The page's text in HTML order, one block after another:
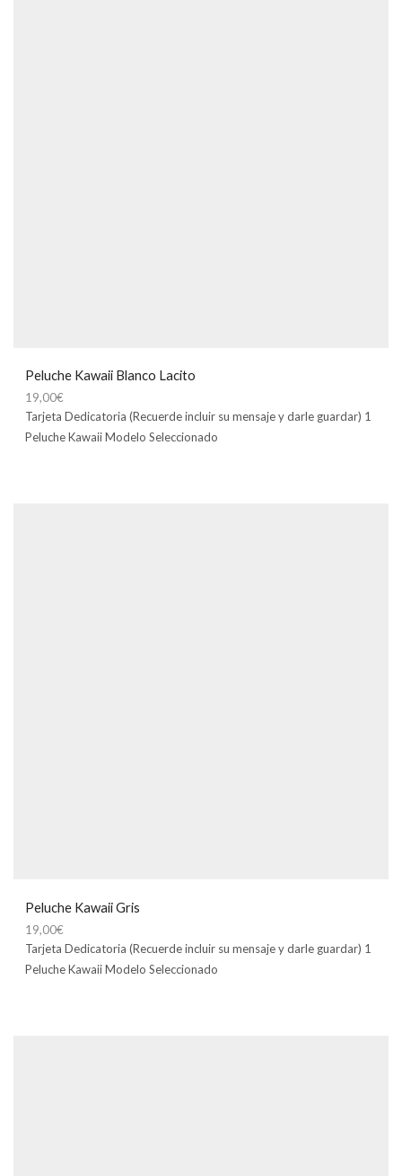
Peluche Kawaii Blanco Lacito
19,00€
Tarjeta Dedicatoria (Recuerde incluir su mensaje y darle guardar) 1
Peluche Kawaii Modelo Seleccionado
Peluche Kawaii Gris
19,00€
Tarjeta Dedicatoria (Recuerde incluir su mensaje y darle guardar) 1
Peluche Kawaii Modelo Seleccionado